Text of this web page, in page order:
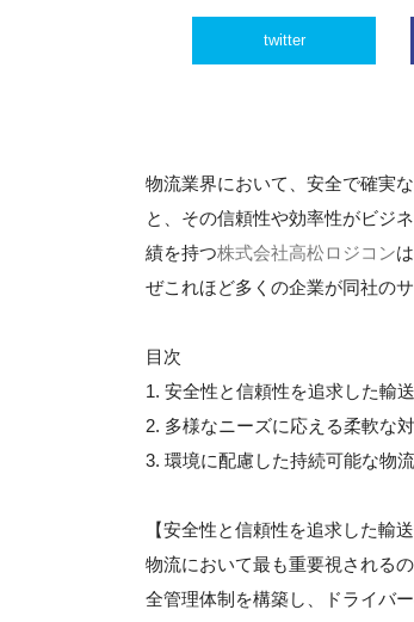
twitter
物流業界において、安全で確実
と、その信頼性や効率性がビジ
績を持つ株式会社高松ロジコン
ぜこれほど多くの企業が同社の
目次
1. 安全性と信頼性を追求した輸
2. 多様なニーズに応える柔軟な
3. 環境に配慮した持続可能な物
【安全性と信頼性を追求した輸送
物流において最も重要視される
全管理体制を構築し、ドライバ